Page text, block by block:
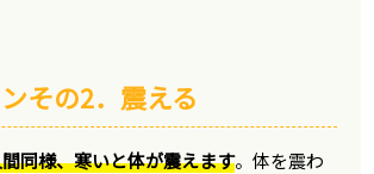
その2．震える
同様、寒いと体が震えます。体を震わ